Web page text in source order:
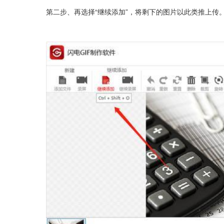
第二步、再选择“继续添加”，将剩下的图片以此类推上传